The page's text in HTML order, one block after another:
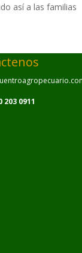
así a las familias
203 0911